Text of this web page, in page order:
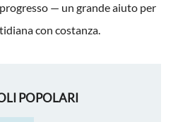
— un grande aiuto per
con costanza.
POPOLARI